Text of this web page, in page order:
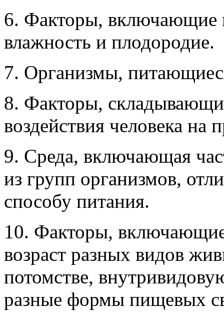
6. Факторы, включающие
влажность и плодородие.
7. Организмы,
8. Факторы,
воздействия человека на
9. Среда, включающая
из групп организмов,
способу питания.
10. Факторы, включающие
возраст разных видов
потомстве,
разные формы пищевых